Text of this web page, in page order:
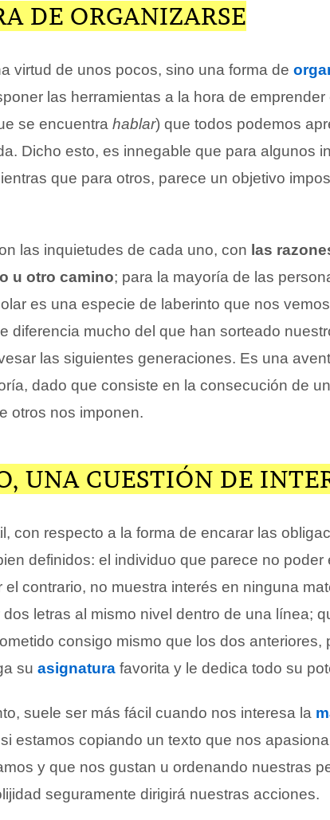
DE ORGANIZARSE
virtud de unos pocos, sino una forma de
las herramientas a la hora de emprender
se encuentra hablar) que todos podemos
Dicho esto, es innegable que para algunos
que para otros, parece un objetivo
las inquietudes de cada uno, con las
u otro camino; para la mayoría de las
es una especie de laberinto que nos
diferencia mucho del que han sorteado
las siguientes generaciones. Es una
dado que consiste en la consecución de
otros nos imponen.
UNA CUESTIÓN DE
con respecto a la forma de encarar las
definidos: el individuo que parece no poder
el contrario, no muestra interés en ninguna
letras al mismo nivel dentro de una línea;
consigo mismo que los dos anteriores,
su asignatura favorita y le dedica todo su
suele ser más fácil cuando nos interesa la
estamos copiando un texto que nos
y que nos gustan u ordenando nuestras
seguramente dirigirá nuestras acciones.